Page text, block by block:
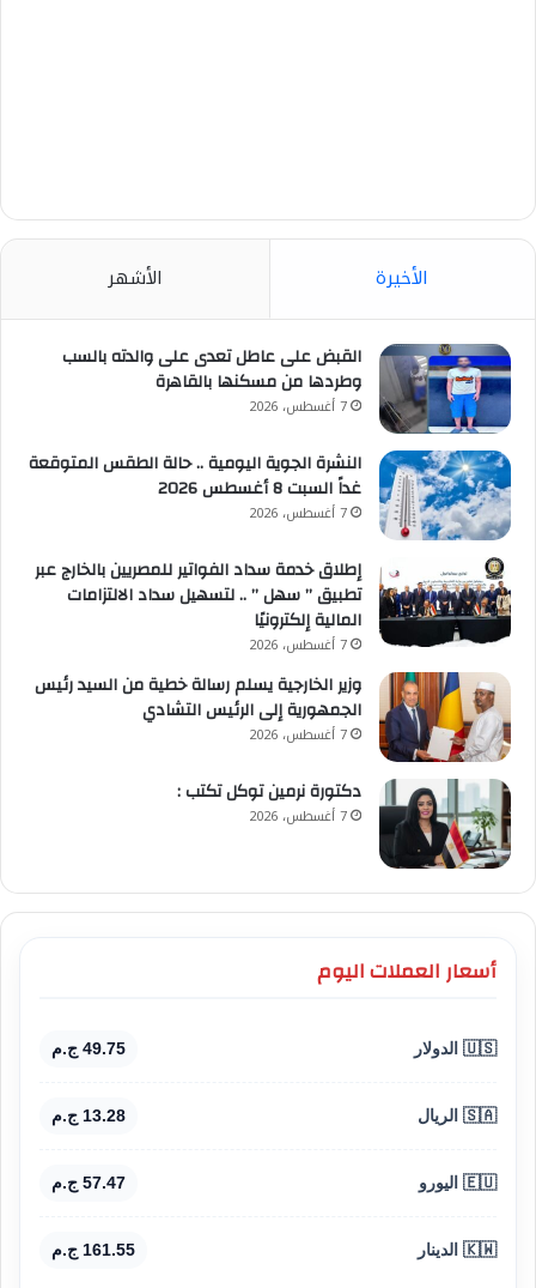
الأخيرة الأشهر
القبض على عاطل تعدى على والدته بالسب
وطردها من مسكنها بالقاهرة
7 أغسطس، 2026
النشرة الجوية اليومية .. حالة الطقس المتوقعة
غداً السبت 8 أغسطس 2026
7 أغسطس، 2026
إطلاق خدمة سداد الفواتير للمصريين بالخارج عبر
تطبيق ” سهل ” .. لتسهيل سداد الالتزامات
المالية إلكترونيًا
7 أغسطس، 2026
وزير الخارجية يسلم رسالة خطية من السيد رئيس
الجمهورية إلى الرئيس التشادي
7 أغسطس، 2026
​دكتورة نرمين توكل تكتب :
7 أغسطس، 2026
أسعار العملات اليوم
🇺🇸 الدولار 49.75 ج.م
🇸🇦 الريال 13.28 ج.م
🇪🇺 اليورو 57.47 ج.م
🇰🇼 الدينار 161.55 ج.م